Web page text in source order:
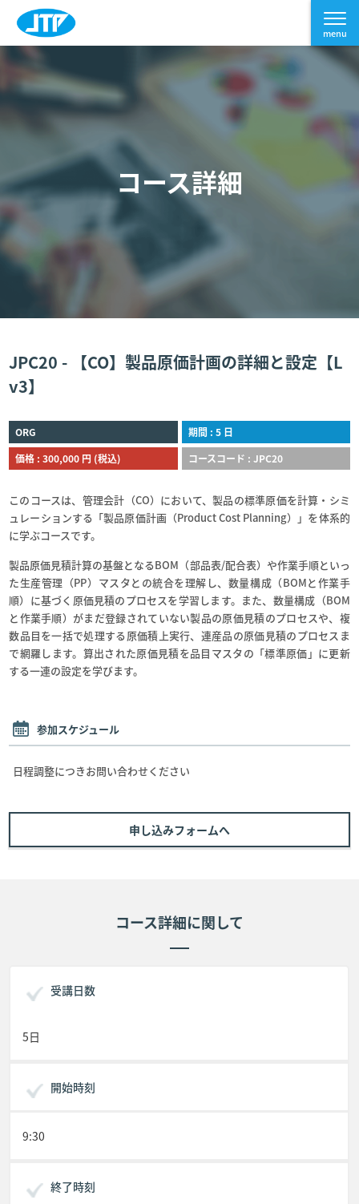
コース詳細
JPC20 - 【CO】製品原価計画の詳細と設定【L
v3】
ORG
期間 : 5 日
価格 : 300,000 円 (税込)
コースコード : JPC20
このコースは、管理会計（CO）において、製品の標準原価を計算・シミ
ュレーションする「製品原価計画（Product Cost Planning）」を体系的
に学ぶコースです。
製品原価見積計算の基盤となるBOM（部品表/配合表）や作業手順といっ
た生産管理（PP）マスタとの統合を理解し、数量構成（BOMと作業手
順）に基づく原価見積のプロセスを学習します。また、数量構成（BOM
と作業手順）がまだ登録されていない製品の原価見積のプロセスや、複
数品目を一括で処理する原価積上実行、連産品の原価見積のプロセスま
で網羅します。算出された原価見積を品目マスタの「標準原価」に更新
する一連の設定を学びます。
参加スケジュール
日程調整につきお問い合わせください
申し込みフォームへ
コース詳細に関して
受講日数
5日
開始時刻
9:30
終了時刻